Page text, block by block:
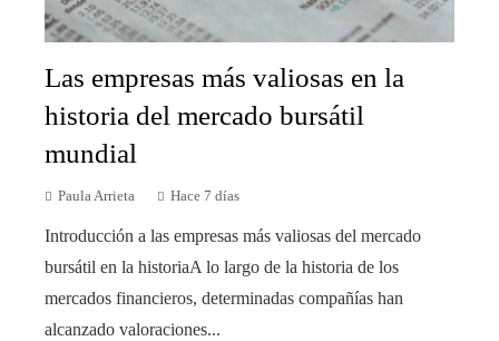
Las empresas más valiosas en la
historia del mercado bursátil
mundial
Paula Arrieta Hace 7 días
Introducción a las empresas más valiosas del mercado
bursátil en la historiaA lo largo de la historia de los
mercados financieros, determinadas compañías han
alcanzado valoraciones...